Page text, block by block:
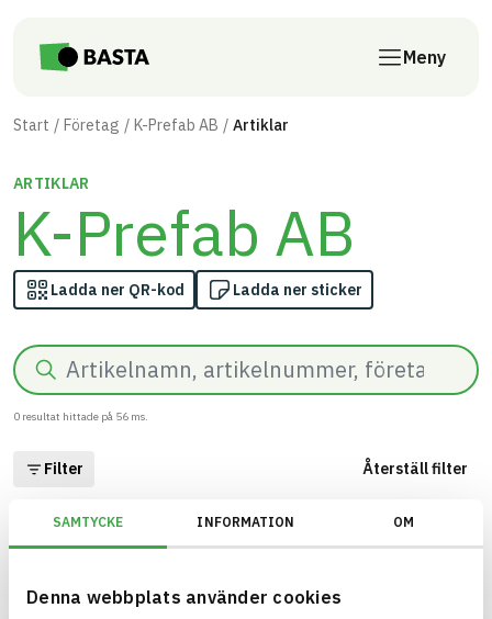
SAMTYCKE INFORMATION OM
Denna webbplats använder cookies
Meny
Start Företag K-Prefab AB Artiklar
ARTIKLAR
K-Prefab AB
Ladda ner QR-kod Ladda ner sticker
Sök
0 resultat hittade på 56 ms.
Filter Återställ filter
Miljöbyggnad/Generation 4.X/Indikator 9 - Utfasning av farliga